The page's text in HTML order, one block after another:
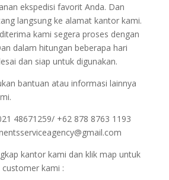
ekspedisi favorit Anda. Dan
langsung ke alamat kantor kami.
kami segera proses dengan
dalam hitungan beberapa hari
dan siap untuk digunakan.
bantuan atau informasi lainnya
48671259/ +62 878 8763 1193
kantor kami dan klik map untuk
kami :